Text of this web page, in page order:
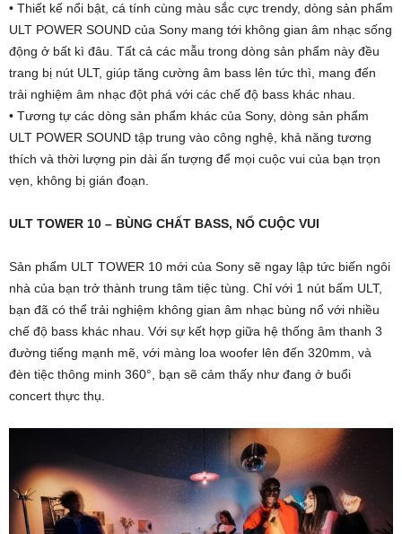
• Thiết kế nổi bật, cá tính cùng màu sắc cực trendy, dòng sản phẩm
ULT POWER SOUND của Sony mang tới không gian âm nhạc sống
động ở bất kì đâu. Tất cả các mẫu trong dòng sản phẩm này đều
trang bị nút ULT, giúp tăng cường âm bass lên tức thì, mang đến
trải nghiệm âm nhạc đột phá với các chế độ bass khác nhau.
• Tương tự các dòng sản phẩm khác của Sony, dòng sản phẩm
ULT POWER SOUND tập trung vào công nghệ, khả năng tương
thích và thời lượng pin dài ấn tượng để mọi cuộc vui của bạn trọn
vẹn, không bị gián đoạn.
ULT TOWER 10 – BÙNG CHẤT BASS, NỔ CUỘC VUI
Sản phẩm ULT TOWER 10 mới của Sony sẽ ngay lập tức biến ngôi
nhà của bạn trở thành trung tâm tiệc tùng. Chỉ với 1 nút bấm ULT,
bạn đã có thể trải nghiệm không gian âm nhạc bùng nổ với nhiều
chế độ bass khác nhau. Với sự kết hợp giữa hệ thống âm thanh 3
đường tiếng mạnh mẽ, với màng loa woofer lên đến 320mm, và
đèn tiệc thông minh 360°, bạn sẽ cảm thấy như đang ở buổi
concert thực thụ.